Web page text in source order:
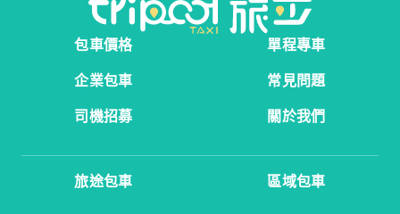
包車價格
單程專車
企業包車
常見問題
司機招募
關於我們
旅途包車 區域包車